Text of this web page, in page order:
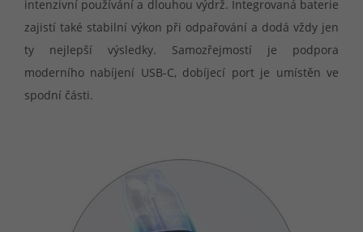
intenzivní používání a dlouhou výdrž. Integrovaná baterie
zajistí také stabilní výkon při odpařování a dodá vždy jen
ty nejlepší výsledky. Samozřejmostí je podpora
moderního nabíjení USB-C, dobíjecí port je umístěn ve
spodní části.